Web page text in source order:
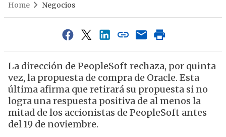
Home Negocios
La dirección de PeopleSoft rechaza, por quinta
vez, la propuesta de compra de Oracle. Esta
última afirma que retirará su propuesta si no
logra una respuesta positiva de al menos la
mitad de los accionistas de PeopleSoft antes
del 19 de noviembre.